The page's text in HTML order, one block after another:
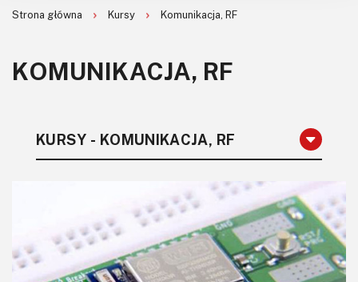
Kursy
Czytelnia
KITy AVT
Kontakt
Strona główna Kursy Komunikacja, RF
KOMUNIKACJA, RF
KURSY - KOMUNIKACJA, RF